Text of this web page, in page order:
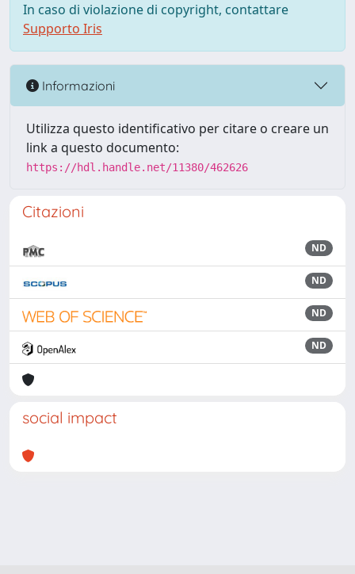
In caso di violazione di copyright, contattare
Supporto Iris
Informazioni
Utilizza questo identificativo per citare o creare un
link a questo documento:
https://hdl.handle.net/11380/462626
Citazioni
ND
ND
ND
ND
social impact